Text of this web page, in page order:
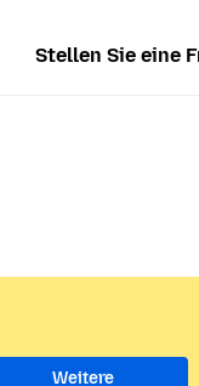
Stellen Sie eine
Weitere